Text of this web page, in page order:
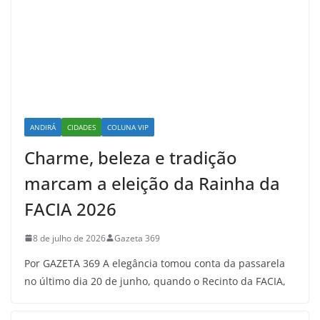
ANDIRÁ CIDADES COLUNA VIP
Charme, beleza e tradição
marcam a eleição da Rainha da
FACIA 2026
8 de julho de 2026 Gazeta 369
Por GAZETA 369 A elegância tomou conta da passarela
no último dia 20 de junho, quando o Recinto da FACIA,